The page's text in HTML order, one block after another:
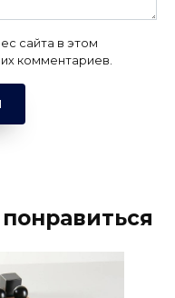
сайта в этом
комментариев.